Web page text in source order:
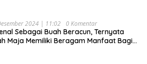
2024 | 11:02 0 Komentar
Sebagai Buah Beracun, Ternyata
Maja Memiliki Beragam Manfaat Bagi